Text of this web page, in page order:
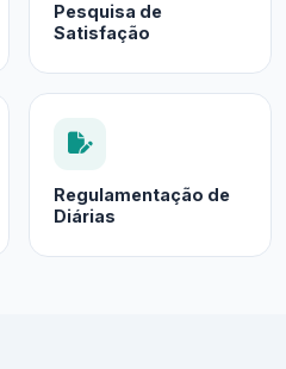
Pesquisa de
Satisfação
Regulamentação de
Diárias